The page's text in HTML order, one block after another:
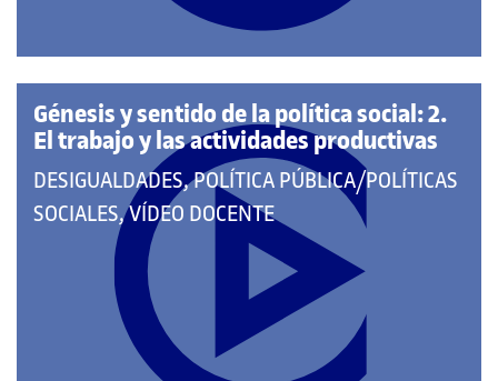
Génesis y sentido de la política social: 2.
El trabajo y las actividades productivas
QUE
PERTENECE
CATEGORÍAS:
DESIGUALDADES, POLÍTICA PÚBLICA/POLÍTICAS
SOCIALES, VÍDEO DOCENTE